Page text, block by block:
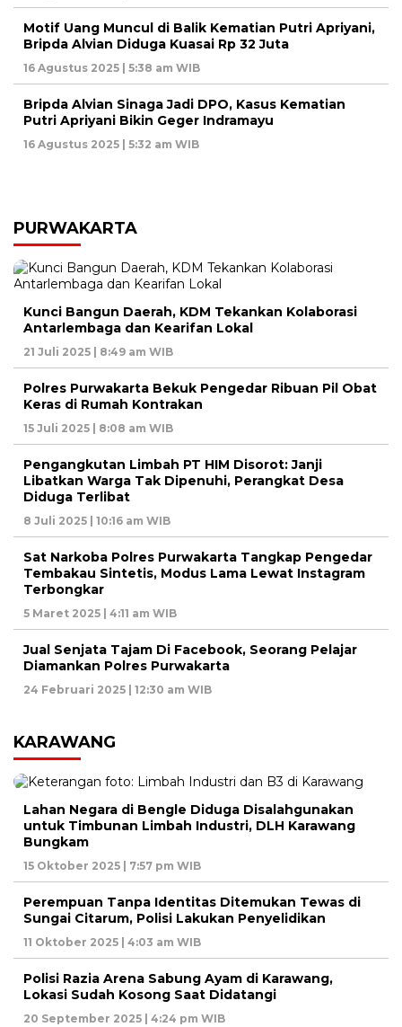
Motif Uang Muncul di Balik Kematian Putri Apriyani,
Bripda Alvian Diduga Kuasai Rp 32 Juta
16 Agustus 2025 | 5:38 am WIB
Bripda Alvian Sinaga Jadi DPO, Kasus Kematian
Putri Apriyani Bikin Geger Indramayu
16 Agustus 2025 | 5:32 am WIB
PURWAKARTA
Kunci Bangun Daerah, KDM Tekankan Kolaborasi
Antarlembaga dan Kearifan Lokal
21 Juli 2025 | 8:49 am WIB
Polres Purwakarta Bekuk Pengedar Ribuan Pil Obat
Keras di Rumah Kontrakan
15 Juli 2025 | 8:08 am WIB
Pengangkutan Limbah PT HIM Disorot: Janji
Libatkan Warga Tak Dipenuhi, Perangkat Desa
Diduga Terlibat
8 Juli 2025 | 10:16 am WIB
Sat Narkoba Polres Purwakarta Tangkap Pengedar
Tembakau Sintetis, Modus Lama Lewat Instagram
Terbongkar
5 Maret 2025 | 4:11 am WIB
Jual Senjata Tajam Di Facebook, Seorang Pelajar
Diamankan Polres Purwakarta
24 Februari 2025 | 12:30 am WIB
KARAWANG
Lahan Negara di Bengle Diduga Disalahgunakan
untuk Timbunan Limbah Industri, DLH Karawang
Bungkam
15 Oktober 2025 | 7:57 pm WIB
Perempuan Tanpa Identitas Ditemukan Tewas di
Sungai Citarum, Polisi Lakukan Penyelidikan
11 Oktober 2025 | 4:03 am WIB
Polisi Razia Arena Sabung Ayam di Karawang,
Lokasi Sudah Kosong Saat Didatangi
20 September 2025 | 4:24 pm WIB